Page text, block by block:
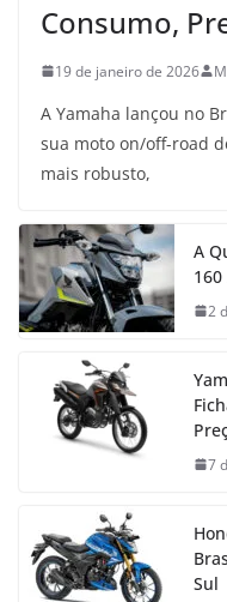
Consumo,
19 de janeiro de 2026
A Yamaha lançou no
sua moto on/off-road
mais robusto,
A
2
7
Sul